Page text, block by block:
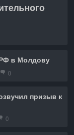
РФ в Молдову
0
призыв к
0